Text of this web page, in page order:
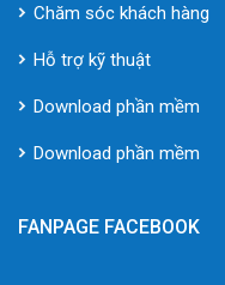
Chăm sóc khách hàng
Hỗ trợ kỹ thuật
Download phần mềm
Download phần mềm
FANPAGE FACEBOOK